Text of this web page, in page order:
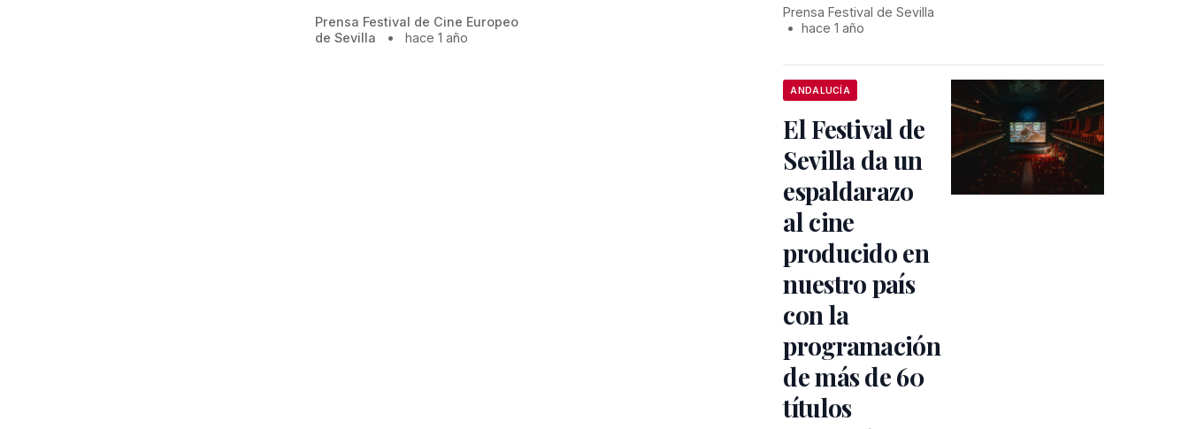
Prensa Festival de Cine Europeo
de Sevilla
• hace 1 año
Prensa Festival de Sevilla
•
hace 1 año
ANDALUCÍA
El Festival de
Sevilla da un
espaldarazo
al cine
producido en
nuestro país
con la
programación
de más de 60
títulos